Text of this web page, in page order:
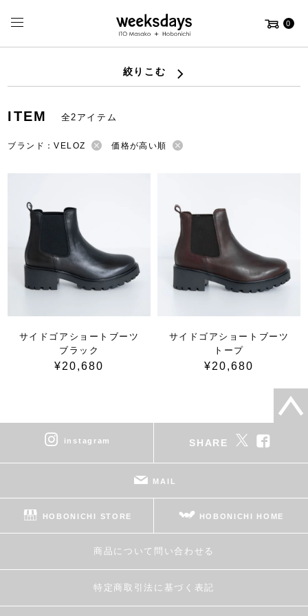
0
絞りこむ
ITEM 全2アイテム
ブランド：VELOZ 価格が高い順
サイドゴアショートブーツ
ブラック
¥20,680
サイドゴアショートブーツ
トープ
¥20,680
instagram SHARE
MAIL
HOBONICHI STORE HOBONICHI HOME
商品について問い合わせる
特定商取引法に基づく表記